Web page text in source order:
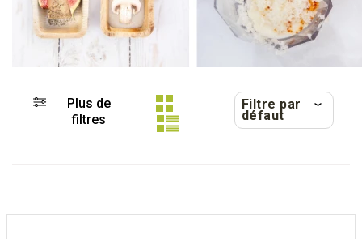
Plus de
filtres
Filtre par
défaut